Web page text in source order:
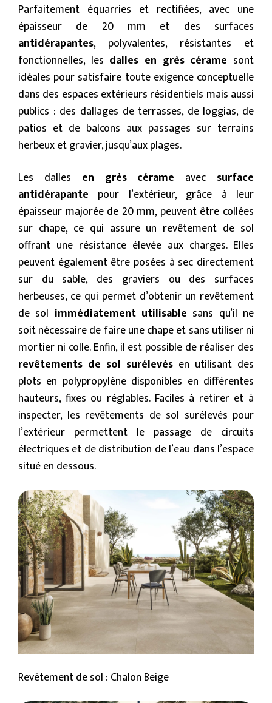
Parfaitement équarries et rectifiées, avec une
épaisseur de 20 mm et des surfaces
antidérapantes, polyvalentes, résistantes et
fonctionnelles, les dalles en grès cérame sont
idéales pour satisfaire toute exigence conceptuelle
dans des espaces extérieurs résidentiels mais aussi
publics : des dallages de terrasses, de loggias, de
patios et de balcons aux passages sur terrains
herbeux et gravier, jusqu’aux plages.
Les dalles en grès cérame avec surface
antidérapante pour l’extérieur, grâce à leur
épaisseur majorée de 20 mm, peuvent être collées
sur chape, ce qui assure un revêtement de sol
offrant une résistance élevée aux charges. Elles
peuvent également être posées à sec directement
sur du sable, des graviers ou des surfaces
herbeuses, ce qui permet d’obtenir un revêtement
de sol immédiatement utilisable sans qu’il ne
soit nécessaire de faire une chape et sans utiliser ni
mortier ni colle. Enfin, il est possible de réaliser des
revêtements de sol surélevés en utilisant des
plots en polypropylène disponibles en différentes
hauteurs, fixes ou réglables. Faciles à retirer et à
inspecter, les revêtements de sol surélevés pour
l’extérieur permettent le passage de circuits
électriques et de distribution de l’eau dans l’espace
situé en dessous.
Revêtement de sol : Chalon Beige